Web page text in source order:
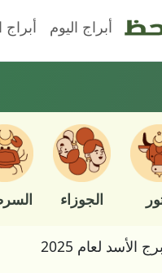
أبراج اليوم أبراج
الجوزاء
الأسد لعام 2025